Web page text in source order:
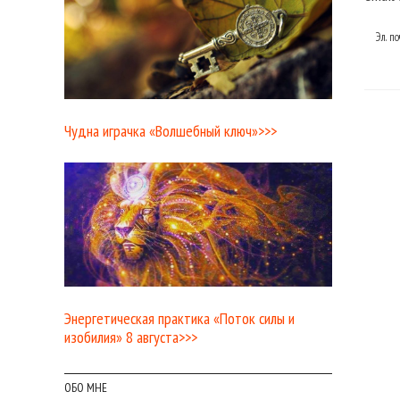
Эл.
Чудна играчка «Волшебный ключ»>>>
Энергетическая практика «Поток силы и
изобилия» 8 августа>>>
ОБО МНЕ